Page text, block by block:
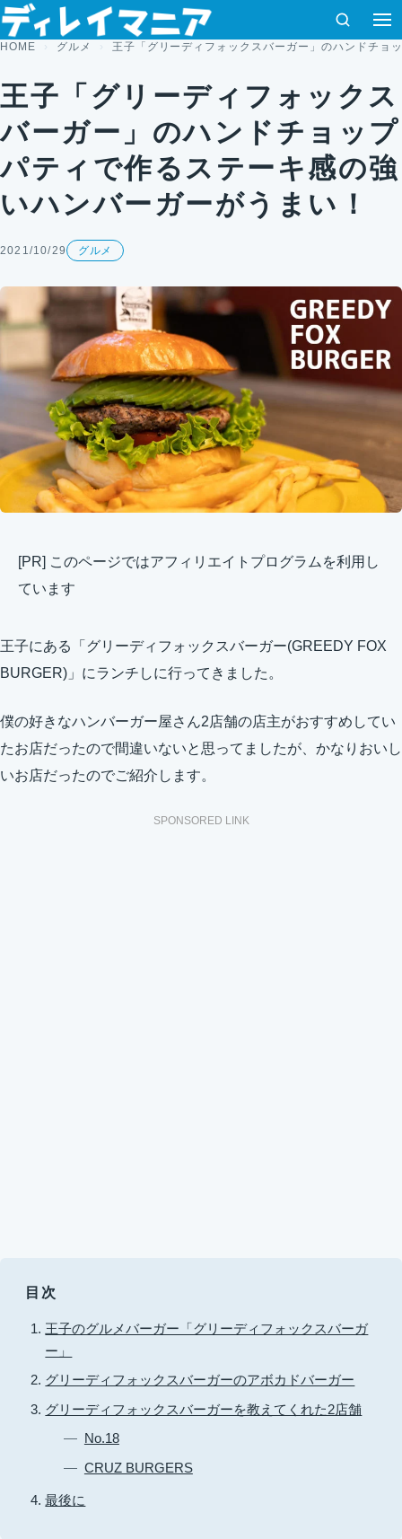
コンテンツへスキップ
検索
HOME グルメ 王子「グリーディフォックスバーガー」のハンドチョ
王子「グリーディフォックス
バーガー」のハンドチョップ
パティで作るステーキ感の強
いハンバーガーがうまい！
2021/10/29 グルメ
[PR] このページではアフィリエイトプログラムを利用し
ています
王子にある「グリーディフォックスバーガー(GREEDY FOX
BURGER)」にランチしに行ってきました。
僕の好きなハンバーガー屋さん2店舗の店主がおすすめしてい
たお店だったので間違いないと思ってましたが、かなりおいし
いお店だったのでご紹介します。
SPONSORED LINK
目次
王子のグルメバーガー「グリーディフォックスバーガ
ー」
グリーディフォックスバーガーのアボカドバーガー
グリーディフォックスバーガーを教えてくれた2店舗
No.18
CRUZ BURGERS
最後に